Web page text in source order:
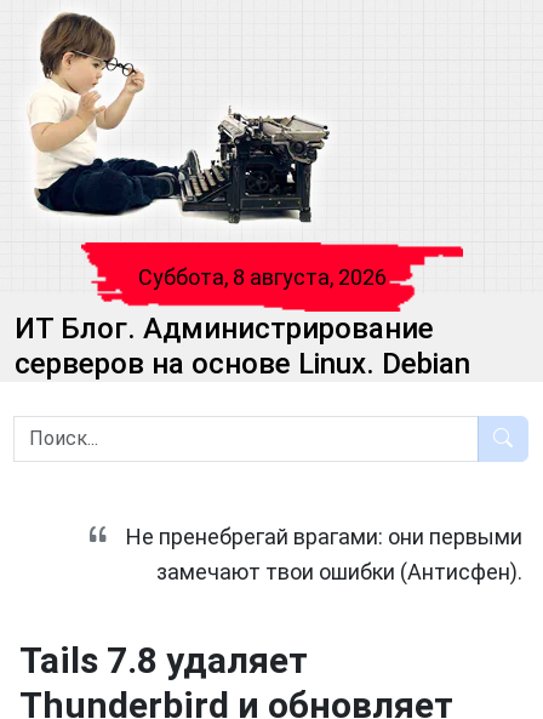
Суббота, 8 августа, 2026
ИТ Блог. Администрирование
серверов на основе Linux. Debian
Не пренебрегай врагами: они первыми
замечают твои ошибки (Антисфен).
Tails 7.8 удаляет
Thunderbird и обновляет